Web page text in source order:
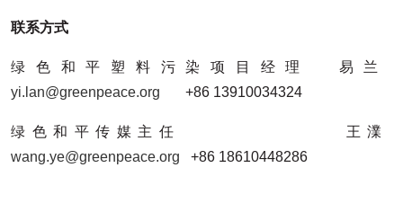
联系方式
绿色和平塑料污染项目经理 易兰
yi.lan@greenpeace.org +86 13910034324
绿色和平传媒主任 王澲
wang.ye@greenpeace.org +86 18610448286